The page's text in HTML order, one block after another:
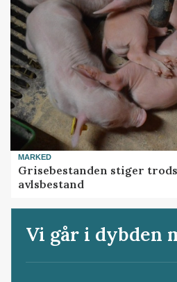
MARKED
Grisebestanden stiger
avlsbestand
Vi går i dybden